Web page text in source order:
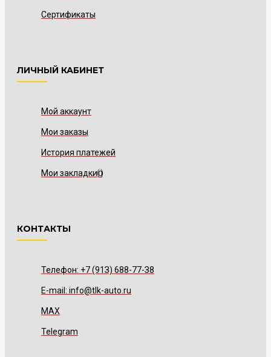
Сертификаты
ЛИЧНЫЙ КАБИНЕТ
Мой аккаунт
Мои заказы
История платежей
Мои закладки0
КОНТАКТЫ
Телефон: +7 (91З) 688-77-З8
E-mail: info@tlk-auto.ru
MAX
Telegram